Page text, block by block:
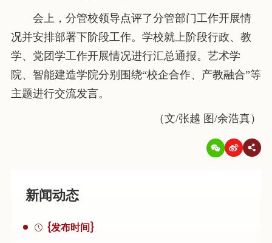
会上，分管校领导点评了分管部门工作开展情
况并安排部署下阶段工作。学校就上阶段行政、教
学、党团学工作开展情况进行汇总通报。艺术学
院、智能建造学院分别围绕“校企合作、产教融合”等
主题进行交流发言。
（文/张越 图/余浩真）
新闻动态
{发布时间}